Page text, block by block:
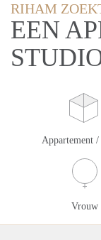
RIHAM
EEN
Appartement
Vrouw